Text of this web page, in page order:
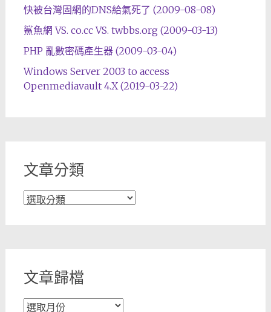
快被台灣固網的DNS給氣死了 (2009-08-08)
鯊魚網 VS. co.cc VS. twbbs.org (2009-03-13)
PHP 亂數密碼產生器 (2009-03-04)
Windows Server 2003 to access
Openmediavault 4.X (2019-03-22)
文章分類
文
文章歸檔
文